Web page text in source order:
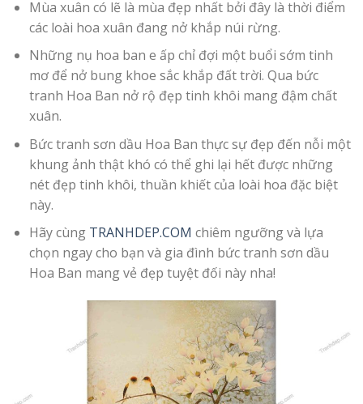
Mùa xuân có lẽ là mùa đẹp nhất bởi đây là thời điểm
các loài hoa xuân đang nở khắp núi rừng.
Những nụ hoa ban e ấp chỉ đợi một buổi sớm tinh
mơ để nở bung khoe sắc khắp đất trời. Qua bức
tranh Hoa Ban nở rộ đẹp tinh khôi mang đậm chất
xuân.
Bức tranh sơn dầu Hoa Ban thực sự đẹp đến nỗi một
khung ảnh thật khó có thể ghi lại hết được những
nét đẹp tinh khôi, thuần khiết của loài hoa đặc biệt
này.
Hãy cùng TRANHDEP.COM chiêm ngưỡng và lựa
chọn ngay cho bạn và gia đình bức tranh sơn dầu
Hoa Ban mang vẻ đẹp tuyệt đối này nha!